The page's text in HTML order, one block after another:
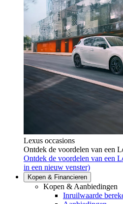
Lexus occasions
Ontdek de voordelen van een
Ontdek de voordelen van een
in een nieuw venster)
Kopen & Financieren
Kopen & Aanbiedingen
Inruilwaarde